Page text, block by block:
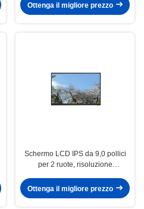
Ottenga il migliore prezzo
Schermo LCD IPS da 9,0 pollici
per 2 ruote, risoluzione
Ottenga il migliore prezzo